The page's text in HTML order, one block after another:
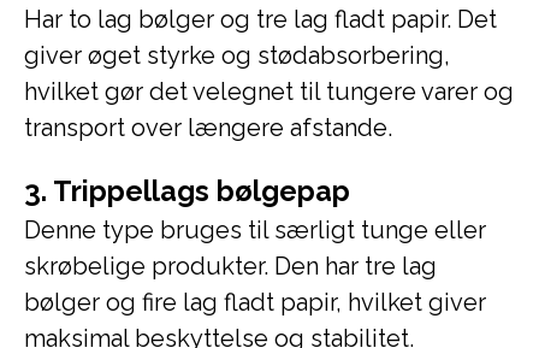
Har to lag bølger og tre lag fladt papir. Det
giver øget styrke og stødabsorbering,
hvilket gør det velegnet til tungere varer og
transport over længere afstande.
3. Trippellags bølgepap
Denne type bruges til særligt tunge eller
skrøbelige produkter. Den har tre lag
bølger og fire lag fladt papir, hvilket giver
maksimal beskyttelse og stabilitet.